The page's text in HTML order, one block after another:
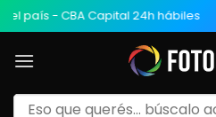
- CBA Capital 24h hábiles